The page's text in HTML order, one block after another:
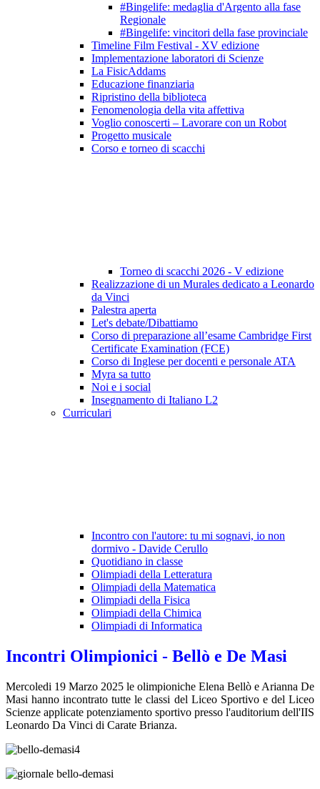
#Bingelife: medaglia d'Argento alla fase
Regionale
#Bingelife: vincitori della fase provinciale
Timeline Film Festival - XV edizione
Implementazione laboratori di Scienze
La FisicAddams
Educazione finanziaria
Ripristino della biblioteca
Fenomenologia della vita affettiva
Voglio conoscerti – Lavorare con un Robot
Progetto musicale
Corso e torneo di scacchi
Torneo di scacchi 2026 - V edizione
Realizzazione di un Murales dedicato a Leonardo
da Vinci
Palestra aperta
Let's debate/Dibattiamo
Corso di preparazione all’esame Cambridge First
Certificate Examination (FCE)
Corso di Inglese per docenti e personale ATA
Myra sa tutto
Noi e i social
Insegnamento di Italiano L2
Curriculari
Incontro con l'autore: tu mi sognavi, io non
dormivo - Davide Cerullo
Quotidiano in classe
Olimpiadi della Letteratura
Olimpiadi della Matematica
Olimpiadi della Fisica
Olimpiadi della Chimica
Olimpiadi di Informatica
Incontri Olimpionici - Bellò e De Masi
Mercoledi 19 Marzo 2025 le olimpioniche Elena Bellò e Arianna De
Masi hanno incontrato tutte le classi del Liceo Sportivo e del Liceo
Scienze applicate potenziamento sportivo presso l'auditorium dell'IIS
Leonardo Da Vinci di Carate Brianza.